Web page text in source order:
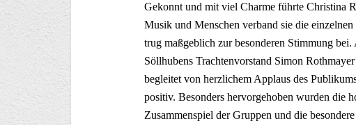
Gekonnt und mit viel Charme führte Christina
Musik und Menschen verband sie die
trug maßgeblich zur besonderen Stimmung
Söllhubens Trachtenvorstand Simon
begleitet von herzlichem Applaus des
positiv. Besonders hervorgehoben wurden die
Zusammenspiel der Gruppen und die